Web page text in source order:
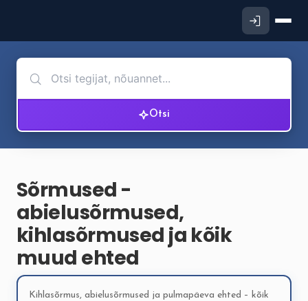
Otsi
Sõrmused -
abielusõrmused,
kihlasõrmused ja kõik
muud ehted
Kihlasõrmus, abielusõrmused ja pulmapäeva ehted – kõik